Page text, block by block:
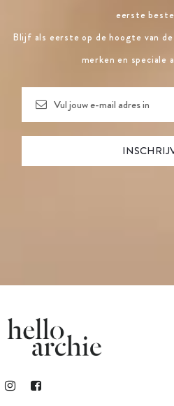
eerste
Blijf als eerste op de hoogte van
merken en speciale